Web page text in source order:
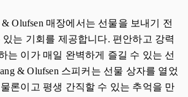
& Olufsen 매장에서는 선물을 보내기 전
는 기회를 제공합니다. 편안하고 강력
는 이가 매일 완벽하게 즐길 수 있는 선
& Olufsen 스피커는 선물 상자를 열었
론이고 평생 간직할 수 있는 추억을 만